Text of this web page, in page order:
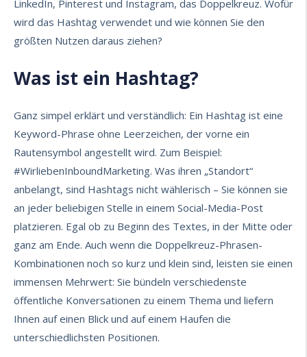
LinkedIn, Pinterest und Instagram, das Doppelkreuz. Wofür
wird das Hashtag verwendet und wie können Sie den
größten Nutzen daraus ziehen?
Was ist ein Hashtag?
Ganz simpel erklärt und verständlich: Ein Hashtag ist eine
Keyword-Phrase ohne Leerzeichen, der vorne ein
Rautensymbol angestellt wird. Zum Beispiel:
#WirliebenInboundMarketing. Was ihren „Standort“
anbelangt, sind Hashtags nicht wählerisch – Sie können sie
an jeder beliebigen Stelle in einem Social-Media-Post
platzieren. Egal ob zu Beginn des Textes, in der Mitte oder
ganz am Ende. Auch wenn die Doppelkreuz-Phrasen-
Kombinationen noch so kurz und klein sind, leisten sie einen
immensen Mehrwert: Sie bündeln verschiedenste
öffentliche Konversationen zu einem Thema und liefern
Ihnen auf einen Blick und auf einem Haufen die
unterschiedlichsten Positionen.